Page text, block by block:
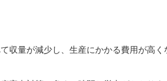
収量が減少し、生産にかかる費用が高く